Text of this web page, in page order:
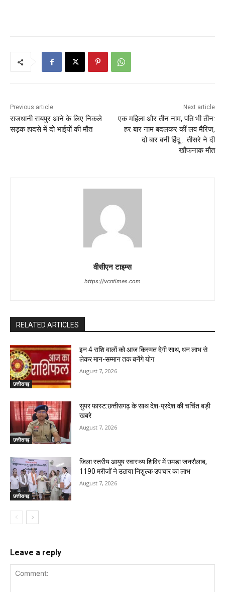
Previous article
राजधानी रायपुर आने के लिए निकले
सड़क हादसे में दो भाईयों की मौत
Next article
एक महिला और तीन नाम, पति भी तीन:
हर बार नाम बदलकर कीं लव मैरिज,
दो बार बनी हिंदू… तीसरे ने दी
खौफनाक मौत
वीसीएन टाइम्स
https://vcntimes.com
RELATED ARTICLES
छत्तीसगढ़
इन 4 राशि वालों को आज किस्मत देगी साथ, धन लाभ से
लेकर मान-सम्मान तक बनेंगे योग
August 7, 2026
छत्तीसगढ़
सुपर फास्ट:छत्तीसगढ़ के साथ देश-प्रदेश की चर्चित बड़ी
खबरे
August 7, 2026
छत्तीसगढ़
जिला स्तरीय आयुष स्वास्थ्य शिविर में उमड़ा जनसैलाब,
1190 मरीजों ने उठाया निशुल्क उपचार का लाभ
August 7, 2026
Leave a reply